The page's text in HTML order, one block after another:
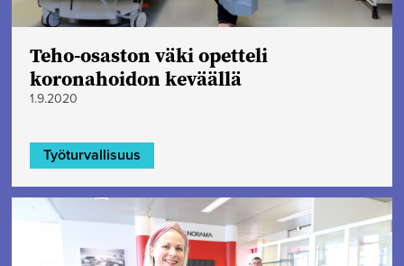
Teho-osaston väki opetteli
koronahoidon keväällä
1.9.2020
Työturvallisuus